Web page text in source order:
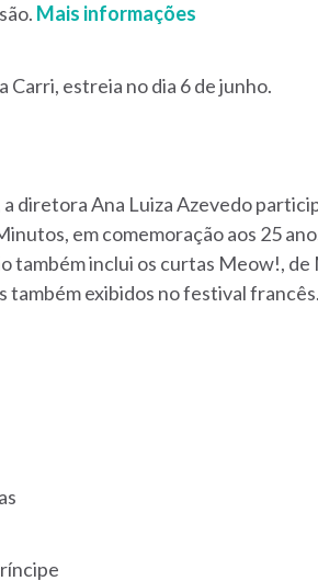
Mais informações
Carri, estreia no dia 6 de junho.
diretora Ana Luiza Azevedo
em comemoração aos 25
também inclui os curtas Meow!, de
também exibidos no festival